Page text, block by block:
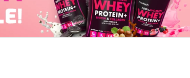
4.
magnesio
5 .
omega 3